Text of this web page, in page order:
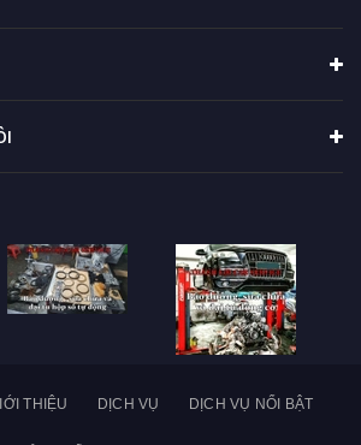
THIỆU DỊCH VỤ DỊCH VỤ NỔI BẬT